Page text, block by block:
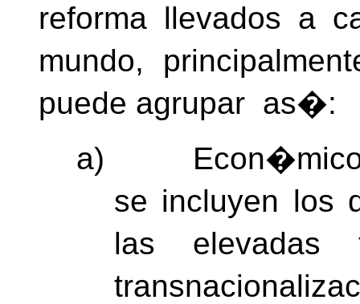
reforma llevados a
mundo,
puede agrupar as�:
a)
se incluyen los
las